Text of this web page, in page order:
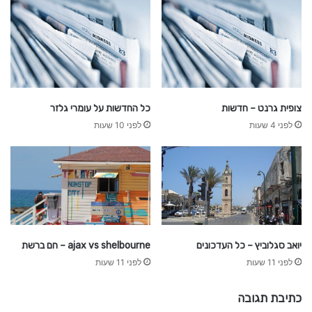
צופית גרנט – חדשות
לפני 4 שעות
כל החדשות על עומרי גלזר
לפני 10 שעות
יואב סגלוביץ – כל העדכונים
לפני 11 שעות
ajax vs shelbourne – חם ברשת
לפני 11 שעות
כתיבת תגובה